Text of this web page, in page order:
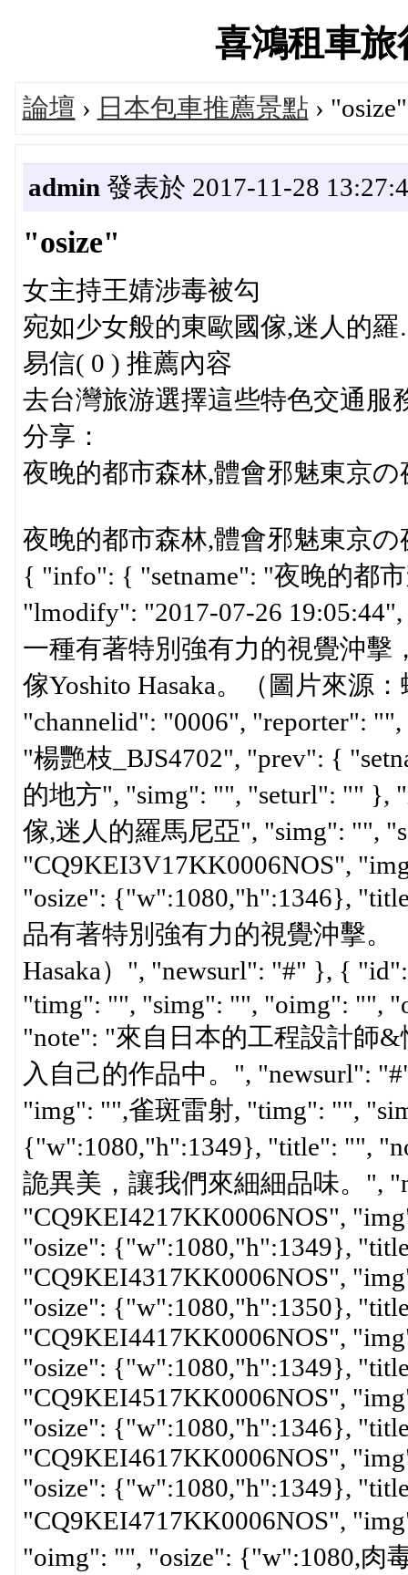
喜鴻租車
論壇 › 日本包車推薦景點 › "osize"
admin 發表於 2017-11-28
"osize"
女主持王婧涉毒被勾
宛如少女般的東歐國傢,迷人的
易信( 0 ) 推薦內容
去台灣旅游選擇這些特色交通
分享：
夜晚的都市森林,體會邪魅東京の
夜晚的都市森林,體會邪魅東京
{ "info": { "setname": "夜晚的都
"lmodify": "2017-07-26
一種有著特別強有力的視覺沖
傢Yoshito Hasaka。（圖片來源
"channelid": "0006", "reporter":
"楊艷枝_BJS4702", "prev": {
的地方", "simg": "", "seturl": "" },
傢,迷人的羅馬尼亞", "simg": "",
"CQ9KEI3V17KK0006NOS",
"osize": {"w":1080,"h":1346},
品有著特別強有力的視覺沖擊。
Hasaka）", "newsurl": "#" }, {
"timg": "", "simg": "", "oimg": "",
"note": "來自日本的工程設計師&
入自己的作品中。", "newsurl":
"img": "",雀斑雷射, "timg": "",
{"w":1080,"h":1349}, "title": "",
詭異美，讓我們來細細品味。",
"CQ9KEI4217KK0006NOS",
"osize": {"w":1080,"h":1349},
"CQ9KEI4317KK0006NOS",
"osize": {"w":1080,"h":1350},
"CQ9KEI4417KK0006NOS",
"osize": {"w":1080,"h":1349},
"CQ9KEI4517KK0006NOS",
"osize": {"w":1080,"h":1346},
"CQ9KEI4617KK0006NOS",
"osize": {"w":1080,"h":1349},
"CQ9KEI4717KK0006NOS",
"oimg": "", "osize": {"w":1080,肉